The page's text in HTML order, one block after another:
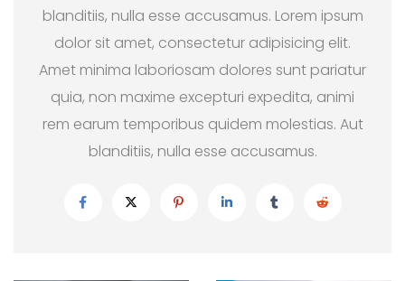
blanditiis, nulla esse accusamus. Lorem ipsum
dolor sit amet, consectetur adipisicing elit.
Amet minima laboriosam dolores sunt pariatur
quia, non maxime excepturi expedita, animi
rem earum temporibus quidem molestias. Aut
blanditiis, nulla esse accusamus.